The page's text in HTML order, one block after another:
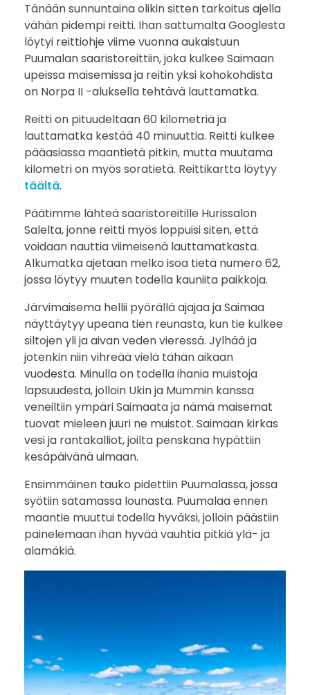
Tänään sunnuntaina olikin sitten tarkoitus ajella
vähän pidempi reitti. Ihan sattumalta Googlesta
löytyi reittiohje viime vuonna aukaistuun
Puumalan saaristoreittiin, joka kulkee Saimaan
upeissa maisemissa ja reitin yksi kohokohdista
on Norpa II -aluksella tehtävä lauttamatka.
Reitti on pituudeltaan 60 kilometriä ja
lauttamatka kestää 40 minuuttia. Reitti kulkee
pääasiassa maantietä pitkin, mutta muutama
kilometri on myös soratietä. Reittikartta löytyy
täältä.
Päätimme lähteä saaristoreitille Hurissalon
Salelta, jonne reitti myös loppuisi siten, että
voidaan nauttia viimeisenä lauttamatkasta.
Alkumatka ajetaan melko isoa tietä numero 62,
jossa löytyy muuten todella kauniita paikkoja.
Järvimaisema hellii pyörällä ajajaa ja Saimaa
näyttäytyy upeana tien reunasta, kun tie kulkee
siltojen yli ja aivan veden vieressä. Jylhää ja
jotenkin niin vihreää vielä tähän aikaan
vuodesta. Minulla on todella ihania muistoja
lapsuudesta, jolloin Ukin ja Mummin kanssa
veneiltiin ympäri Saimaata ja nämä maisemat
tuovat mieleen juuri ne muistot. Saimaan kirkas
vesi ja rantakalliot, joilta penskana hypättiin
kesäpäivänä uimaan.
Ensimmäinen tauko pidettiin Puumalassa, jossa
syötiin satamassa lounasta. Puumalaa ennen
maantie muuttui todella hyväksi, jolloin päästiin
painelemaan ihan hyvää vauhtia pitkiä ylä- ja
alamäkiä.